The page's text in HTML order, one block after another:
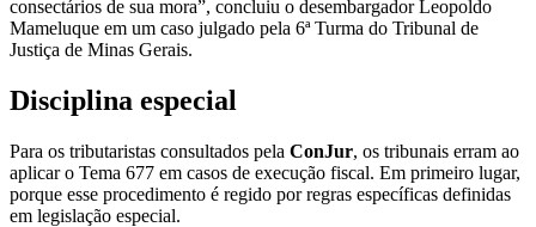
consectários de sua mora”, concluiu o desembargador Leopoldo
Mameluque em um caso julgado pela 6ª Turma do Tribunal de
Justiça de Minas Gerais.
Disciplina especial
Para os tributaristas consultados pela ConJur, os tribunais erram ao
aplicar o Tema 677 em casos de execução fiscal. Em primeiro lugar,
porque esse procedimento é regido por regras específicas definidas
em legislação especial.